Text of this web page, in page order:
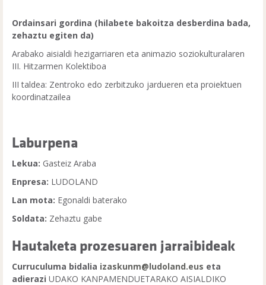
Ordainsari gordina (hilabete bakoitza desberdina bada,
zehaztu egiten da)
Arabako aisialdi hezigarriaren eta animazio soziokulturalaren
III. Hitzarmen Kolektiboa
III taldea: Zentroko edo zerbitzuko jardueren eta proiektuen
koordinatzailea
Laburpena
Lekua: Gasteiz Araba
Enpresa: LUDOLAND
Lan mota: Egonaldi baterako
Soldata: Zehaztu gabe
Hautaketa prozesuaren jarraibideak
Curruculuma bidalia izaskunm@ludoland.eus eta
adierazi UDAKO KANPAMENDUETARAKO AISIALDIKO